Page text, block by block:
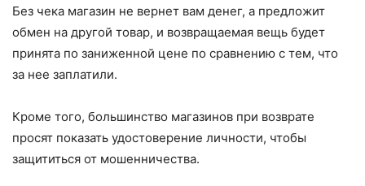
Без чека магазин не вернет вам денег, а предложит
обмен на другой товар, и возвращаемая вещь будет
принята по заниженной цене по сравнению с тем, что
за нее заплатили.
Кроме того, большинство магазинов при возврате
просят показать удостоверение личности, чтобы
защититься от мошенничества.